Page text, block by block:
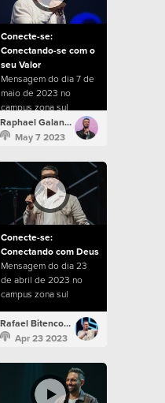
Conecte-se:
Conectando-se com o
seu Valor
Mensagem do dia 7 de
maio de 2023 no
campus zona sul
Raphael Galante
May 7 2023
Conecte-se:
Conectando com Deus
Mensagem do dia 23
de abril de 2023 no
campus zona sul
Rafael Bitencourt
Apr 23 2023